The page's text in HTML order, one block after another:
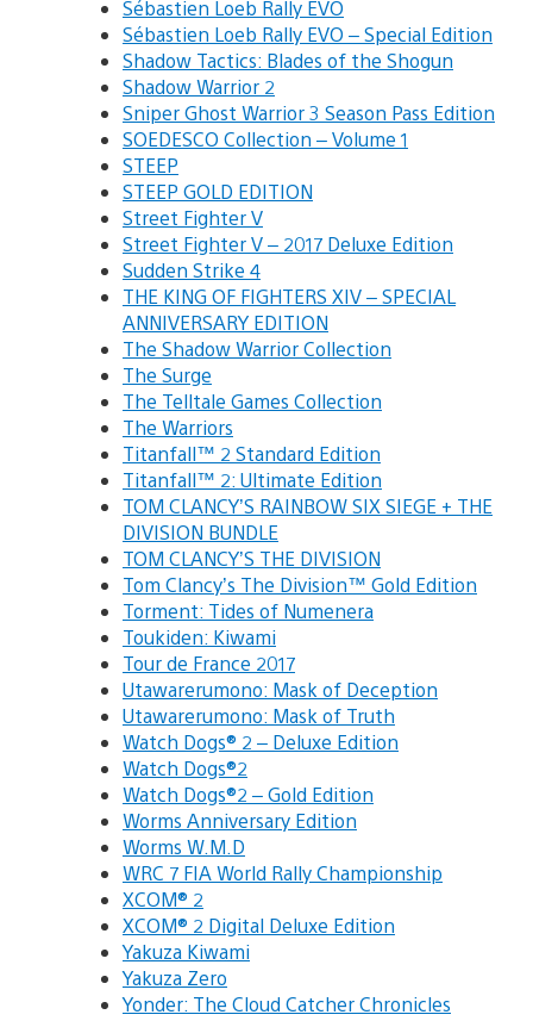
Sébastien Loeb Rally EVO
Sébastien Loeb Rally EVO – Special Edition
Shadow Tactics: Blades of the Shogun
Shadow Warrior 2
Sniper Ghost Warrior 3 Season Pass Edition
SOEDESCO Collection – Volume 1
STEEP
STEEP GOLD EDITION
Street Fighter V
Street Fighter V – 2017 Deluxe Edition
Sudden Strike 4
THE KING OF FIGHTERS XIV – SPECIAL
ANNIVERSARY EDITION
The Shadow Warrior Collection
The Surge
The Telltale Games Collection
The Warriors
Titanfall™ 2 Standard Edition
Titanfall™ 2: Ultimate Edition
TOM CLANCY’S RAINBOW SIX SIEGE + THE
DIVISION BUNDLE
TOM CLANCY’S THE DIVISION
Tom Clancy’s The Division™ Gold Edition
Torment: Tides of Numenera
Toukiden: Kiwami
Tour de France 2017
Utawarerumono: Mask of Deception
Utawarerumono: Mask of Truth
Watch Dogs® 2 – Deluxe Edition
Watch Dogs®2
Watch Dogs®2 – Gold Edition
Worms Anniversary Edition
Worms W.M.D
WRC 7 FIA World Rally Championship
XCOM® 2
XCOM® 2 Digital Deluxe Edition
Yakuza Kiwami
Yakuza Zero
Yonder: The Cloud Catcher Chronicles